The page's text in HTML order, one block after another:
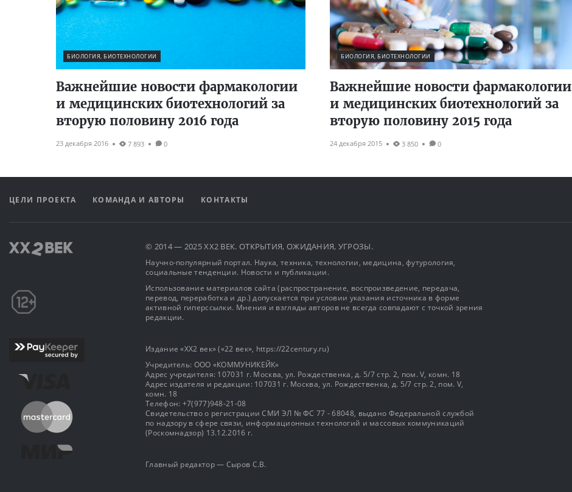
БИОЛОГИЯ, БИОТЕХНОЛОГИИ
Важнейшие новости фармакологии
и медицинских биотехнологий за
вторую половину 2016 года
23 декабря 2016 7 893 0
БИОЛОГИЯ, БИОТЕХНОЛОГИИ
Важнейшие новости фармакологии
и медицинских биотехнологий за
вторую половину 2015 года
24 декабря 2015 3 850 0
ЦЕЛИ ПРОЕКТА КОМАНДА И АВТОРЫ КОНТАКТЫ
© 2014 — 2025 XX2 ВЕК. ОТКРЫТИЯ, ОЖИДАНИЯ, УГРОЗЫ.
Научно-популярный портал. Наука, техника, технологии, медицина, футурология,
социальные тенденции. Новости и публикации.
Использование материалов сайта (распространение, воспроизведение, передача,
перевод, переработка и др.) допускается при условии указания источника в форме
активной гиперссылки. Мнения и взгляды авторов не всегда совпадают с точкой зрения
редакции.
Издание «XX2 век» («22 век», https://22century.ru)
Учредитель: OOO «КОММУНИКЕЙК»
Адрес учредителя: 107031 г. Москва, ул. Рождественка, д. 5/7 стр. 2, пом. V, комн. 18
Адрес издателя и редакции: 107031 г. Москва, ул. Рождественка, д. 5/7 стр. 2, пом. V,
комн. 18
Телефон: +7(977)948-21-08
Свидетельство о регистрации СМИ ЭЛ № ФС 77 - 68048, выдано Федеральной службой
по надзору в сфере связи, информационных технологий и массовых коммуникаций
(Роскомнадзор) 13.12.2016 г.
Главный редактор — Сыров С.В.